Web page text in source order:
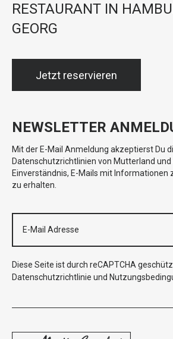
RESTAURANT IN
GEORG
Jetzt reservieren
NEWSLETTER
Mit der E-Mail Anmeldung akzeptierst Du
Datenschutzrichtlinien von Mutterland und
Einverständnis, E-Mails mit Informationen
zu erhalten.
Diese Seite ist durch reCAPTCHA
Datenschutzrichtlinie und